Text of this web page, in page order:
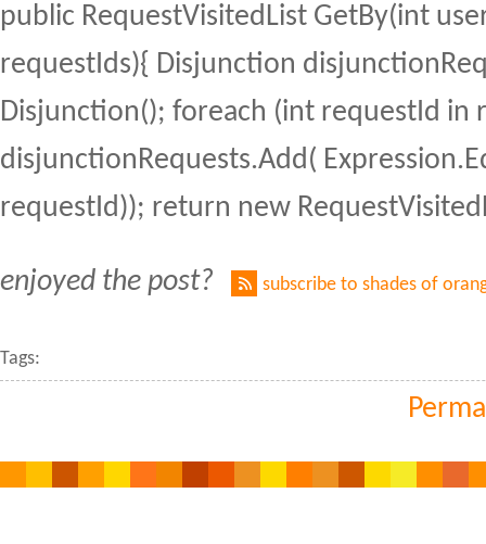
public RequestVisitedList GetBy(int
requestIds){ Disjunction
Disjunction(); foreach (int requestId in
disjunctionRequests.Add(
requestId)); return new
enjoyed the post? subscribe to shades of
Tags: